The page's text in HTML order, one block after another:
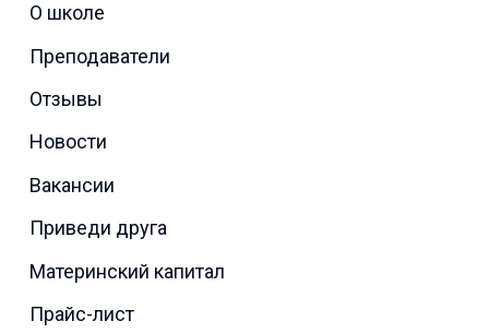
О школе
Преподаватели
Отзывы
Новости
Вакансии
Приведи друга
Материнский капитал
Прайс-лист